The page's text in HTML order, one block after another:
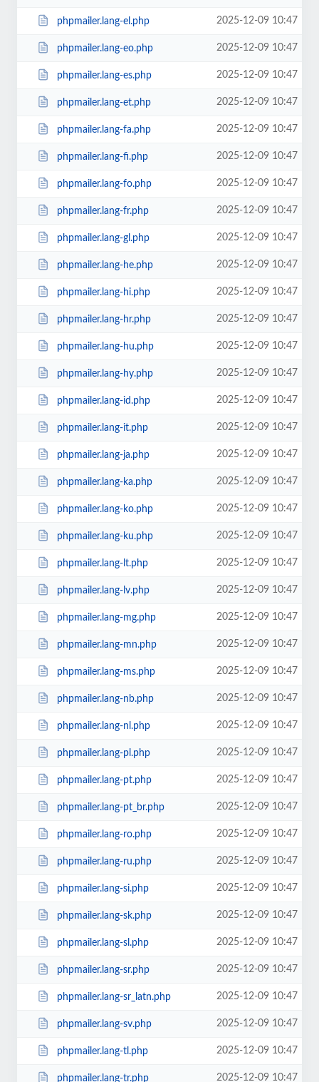
phpmailer.lang-el.php 2025-12-09 10:47
phpmailer.lang-eo.php 2025-12-09 10:47
phpmailer.lang-es.php 2025-12-09 10:47
phpmailer.lang-et.php 2025-12-09 10:47
phpmailer.lang-fa.php 2025-12-09 10:47
phpmailer.lang-fi.php 2025-12-09 10:47
phpmailer.lang-fo.php 2025-12-09 10:47
phpmailer.lang-fr.php 2025-12-09 10:47
phpmailer.lang-gl.php 2025-12-09 10:47
phpmailer.lang-he.php 2025-12-09 10:47
phpmailer.lang-hi.php 2025-12-09 10:47
phpmailer.lang-hr.php 2025-12-09 10:47
phpmailer.lang-hu.php 2025-12-09 10:47
phpmailer.lang-hy.php 2025-12-09 10:47
phpmailer.lang-id.php 2025-12-09 10:47
phpmailer.lang-it.php 2025-12-09 10:47
phpmailer.lang-ja.php 2025-12-09 10:47
phpmailer.lang-ka.php 2025-12-09 10:47
phpmailer.lang-ko.php 2025-12-09 10:47
phpmailer.lang-ku.php 2025-12-09 10:47
phpmailer.lang-lt.php 2025-12-09 10:47
phpmailer.lang-lv.php 2025-12-09 10:47
phpmailer.lang-mg.php 2025-12-09 10:47
phpmailer.lang-mn.php 2025-12-09 10:47
phpmailer.lang-ms.php 2025-12-09 10:47
phpmailer.lang-nb.php 2025-12-09 10:47
phpmailer.lang-nl.php 2025-12-09 10:47
phpmailer.lang-pl.php 2025-12-09 10:47
phpmailer.lang-pt.php 2025-12-09 10:47
phpmailer.lang-pt_br.php 2025-12-09 10:47
phpmailer.lang-ro.php 2025-12-09 10:47
phpmailer.lang-ru.php 2025-12-09 10:47
phpmailer.lang-si.php 2025-12-09 10:47
phpmailer.lang-sk.php 2025-12-09 10:47
phpmailer.lang-sl.php 2025-12-09 10:47
phpmailer.lang-sr.php 2025-12-09 10:47
phpmailer.lang-sr_latn.php 2025-12-09 10:47
phpmailer.lang-sv.php 2025-12-09 10:47
phpmailer.lang-tl.php 2025-12-09 10:47
phpmailer.lang-tr.php 2025-12-09 10:47